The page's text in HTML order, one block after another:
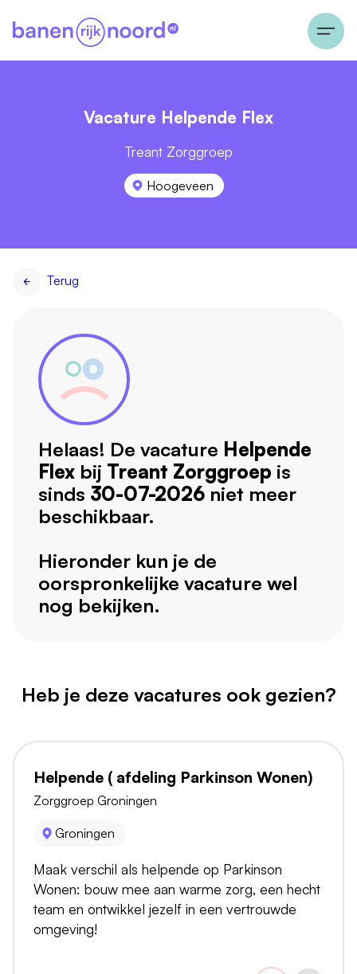
Vacature Helpende Flex
Treant Zorggroep
Hoogeveen
Terug
Helaas! De vacature Helpende
Flex bij Treant Zorggroep is
sinds 30-07-2026 niet meer
beschikbaar.
Hieronder kun je de
oorspronkelijke vacature wel
nog bekijken.
Heb je deze vacatures ook gezien?
Helpende ( afdeling Parkinson Wonen)
Zorggroep Groningen
Groningen
Maak verschil als helpende op Parkinson
Wonen: bouw mee aan warme zorg, een hecht
team en ontwikkel jezelf in een vertrouwde
omgeving!